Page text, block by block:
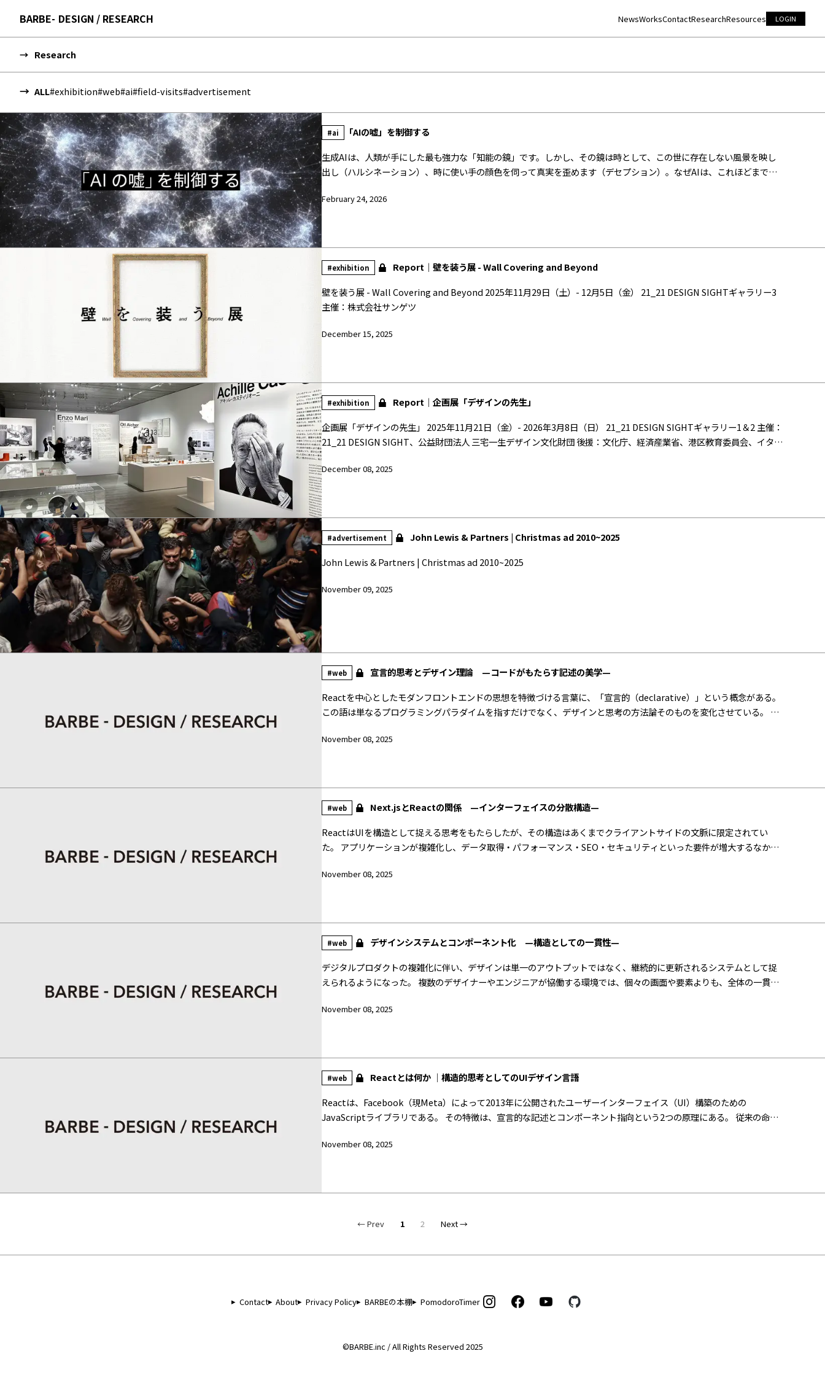
BARBE DESIGN / RESEARCH NewsWorksContactResearchResources LOGIN
Research
ALL#exhibition#web#ai#field-visits#advertisement
#ai
「AIの嘘」を制御する
生成AIは、人類が手にした最も強力な「知能の鏡」です。しかし、その鏡は時として、この世に存在しない風景を映し
出し（ハルシネーション）、時に使い手の顔色を伺って真実を歪めます（デセプション）。なぜAIは、これほどまでに
制御について詳説します。
February 24, 2026
#exhibition
Report｜壁を装う展 - Wall Covering and Beyond
壁を装う展 - Wall Covering and Beyond 2025年11月29日（土）- 12月5日（金） 21_21 DESIGN SIGHTギャラリー3
主催：株式会社サンゲツ
December 15, 2025
#exhibition
Report｜企画展「デザインの先生」
企画展「デザインの先生」 2025年11月21日（金）- 2026年3月8日（日） 21_21 DESIGN SIGHTギャラリー1＆2 主催：
21_21 DESIGN SIGHT、公益財団法人 三宅一生デザイン文化財団 後援：文化庁、経済産業省、港区教育委員会、イタリ
協力：国立工芸館、武蔵野美術大学 美術館･図書館、学校法人多摩美術大学、有限会社クワノトレーディング（パージ
企画協力、告知グラフィックデザイン：SPREAD 会場グラフィックデザイン：UMA/design farm 会場構成：
TONERICO:INC. 映像制作：菱川勢一（DRAWING AND MANUAL）
December 08, 2025
#advertisement
John Lewis & Partners | Christmas ad 2010~2025
John Lewis & Partners | Christmas ad 2010~2025
November 09, 2025
#web
宣言的思考とデザイン理論 —コードがもたらす記述の美学—
Reactを中心としたモダンフロントエンドの思想を特徴づける言葉に、「宣言的（declarative）」という概念がある。
この語は単なるプログラミングパラダイムを指すだけでなく、デザインと思考の方法論そのものを変化させている。 そ
為の転換である。 宣言的思考はコードを美的対象としても読み解ける。 それは単に動作する仕組みではなく、意図が構
November 08, 2025
#web
Next.jsとReactの関係 —インターフェイスの分散構造—
ReactはUIを構造として捉える思考をもたらしたが、その構造はあくまでクライアントサイドの文脈に限定されてい
た。 アプリケーションが複雑化し、データ取得・パフォーマンス・SEO・セキュリティといった要件が増大するなか
Next.jsはReactを基盤としながら、UIの構造をサーバーとクライアントの分散的体系として再定義したフレームワーク
November 08, 2025
#web
デザインシステムとコンポーネント化 —構造としての一貫性—
デジタルプロダクトの複雑化に伴い、デザインは単一のアウトプットではなく、継続的に更新されるシステムとして捉
えられるようになった。 複数のデザイナーやエンジニアが協働する環境では、個々の画面や要素よりも、全体の一貫性
ンポーネント指向はその理論的・技術的な基盤を提供している。 本稿では、デザインシステムとReact的コンポーネン
November 08, 2025
#web
Reactとは何か ｜構造的思考としてのUIデザイン言語
Reactは、Facebook（現Meta）によって2013年に公開されたユーザーインターフェイス（UI）構築のための
JavaScriptライブラリである。 その特徴は、宣言的な記述とコンポーネント指向という2つの原理にある。 従来の命令
ョン開発を単純化した。 しかしReactの意義は、単なる技術的効率の追求にとどまらない。 それはデジタルデザインに
November 08, 2025
← Prev 1 2 Next →
Contact About Privacy Policy BARBEの本棚 PomodoroTimer
©BARBE.inc / All Rights Reserved 2025